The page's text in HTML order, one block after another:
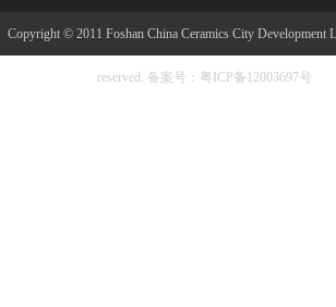
Copyright © 2011 Foshan China Ceramics City Development
reserved. 备案号：粤ICP备12003697号